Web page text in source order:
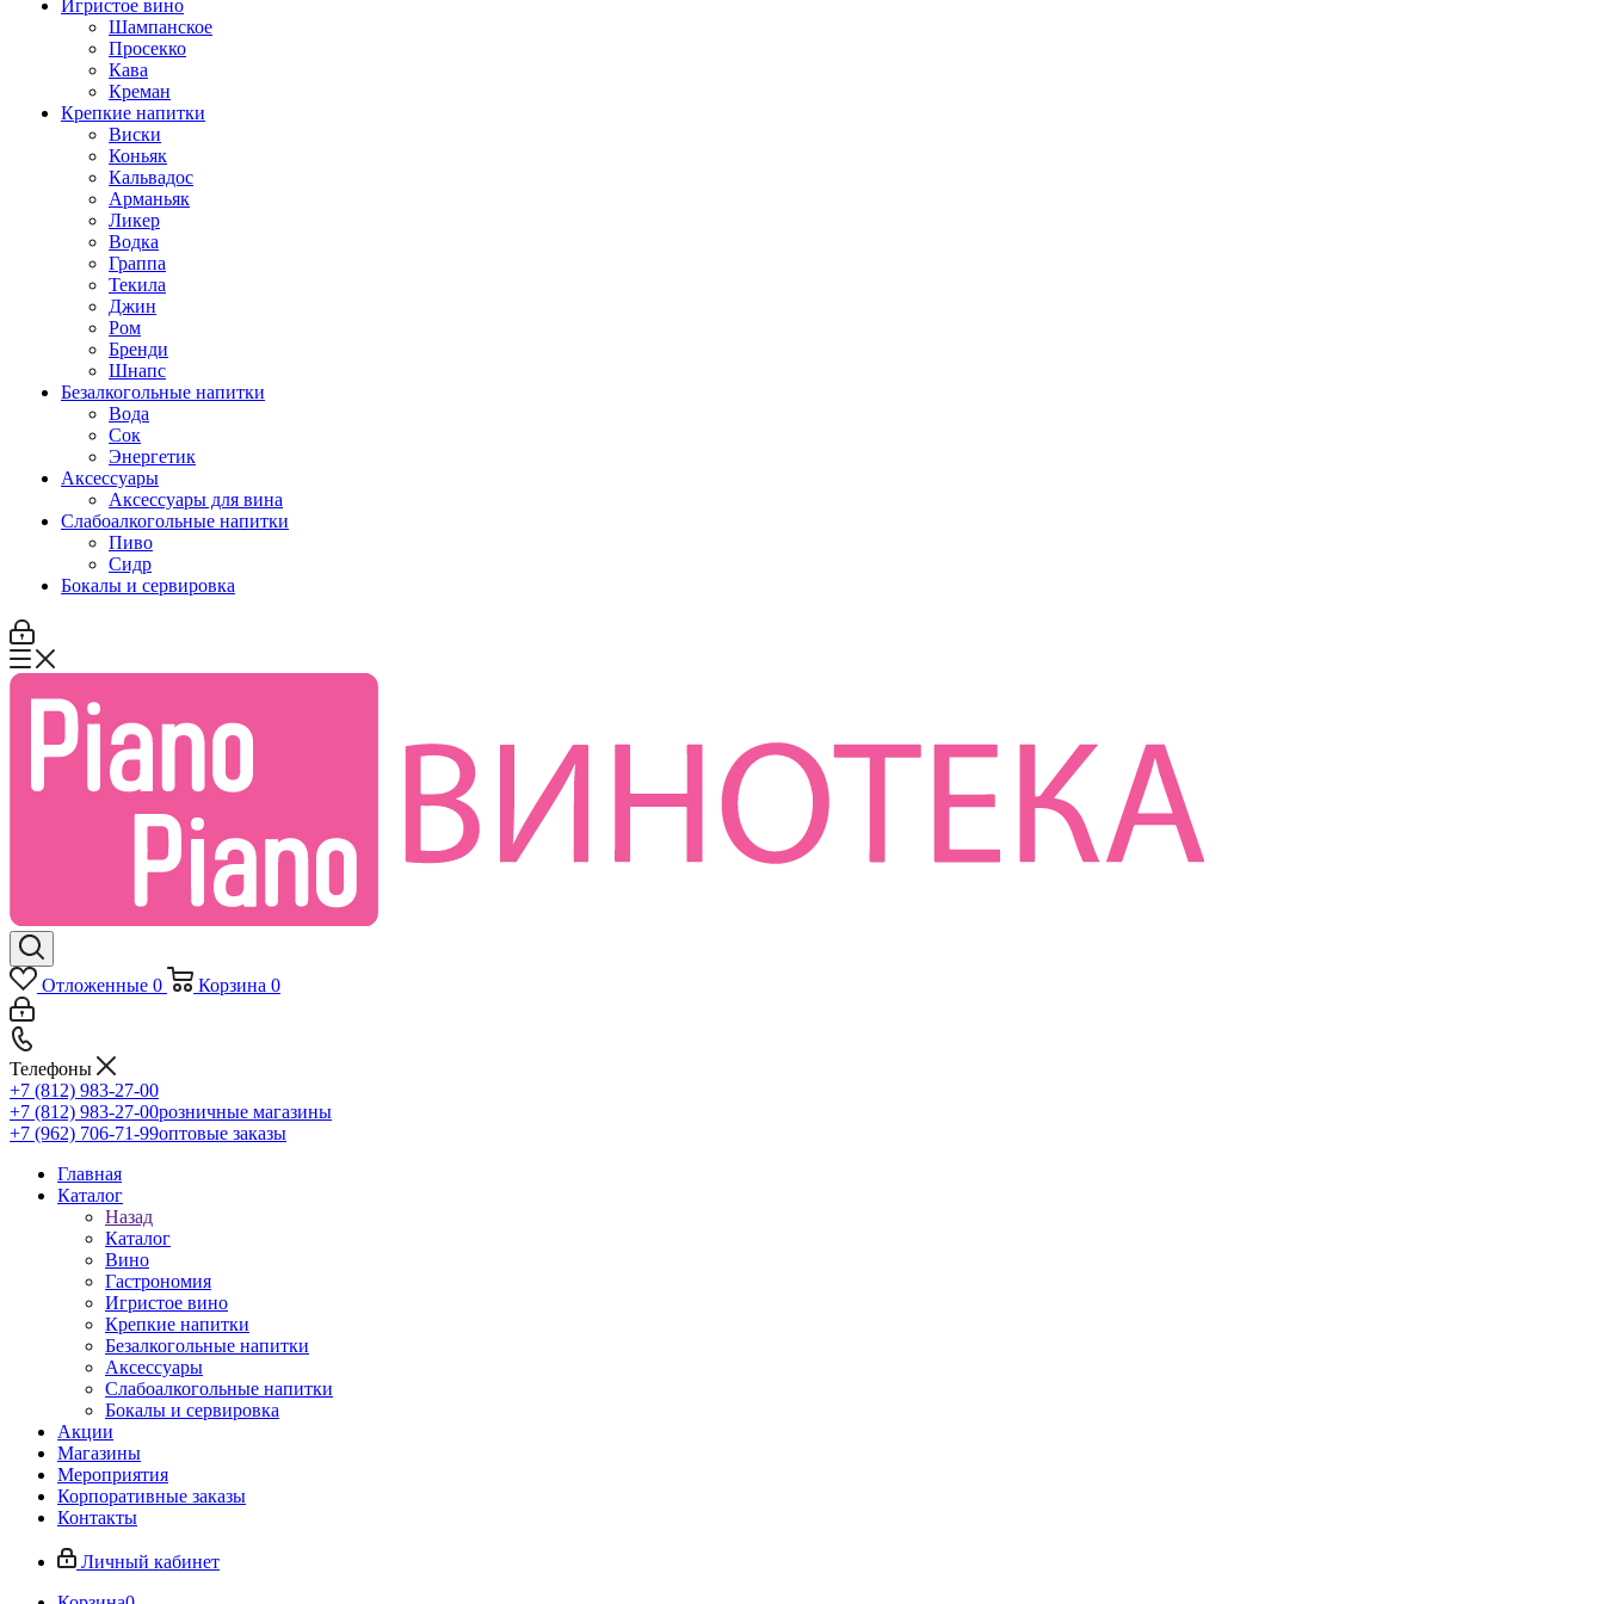
Игристое вино
Шампанское
Просекко
Кава
Креман
Крепкие напитки
Виски
Коньяк
Кальвадос
Арманьяк
Ликер
Водка
Граппа
Текила
Джин
Ром
Бренди
Шнапс
Безалкогольные напитки
Вода
Сок
Энергетик
Аксессуары
Аксессуары для вина
Слабоалкогольные напитки
Пиво
Сидр
Бокалы и сервировка
Отложенные 0 Корзина 0
Телефоны
+7 (812) 983-27-00
+7 (812) 983-27-00розничные магазины
+7 (962) 706-71-99оптовые заказы
Главная
Каталог
Назад
Каталог
Вино
Гастрономия
Игристое вино
Крепкие напитки
Безалкогольные напитки
Аксессуары
Слабоалкогольные напитки
Бокалы и сервировка
Акции
Магазины
Мероприятия
Корпоративные заказы
Контакты
Личный кабинет